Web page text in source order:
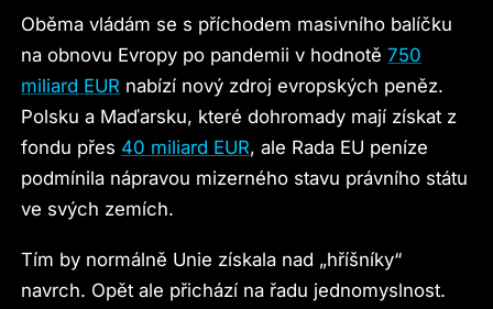
Oběma vládám se s příchodem masivního balíčku
na obnovu Evropy po pandemii v hodnotě750
miliard EUR nabízí nový zdroj evropských peněz.
Polsku a Maďarsku, které dohromady mají získat z
fondu přes 40 miliard EUR, ale Rada EU peníze
podmínila nápravou mizerného stavu právního státu
ve svých zemích.
Tím by normálně Unie získala nad „hříšníky“
navrch. Opět ale přichází na řadu jednomyslnost.